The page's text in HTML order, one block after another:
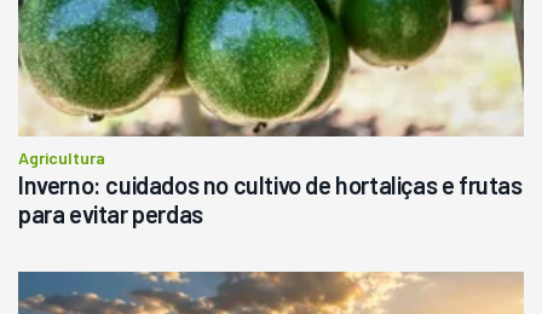
Agricultura
Inverno: cuidados no cultivo de hortaliças e frutas
para evitar perdas